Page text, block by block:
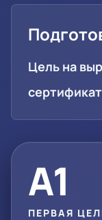
Цель на
сертификат
A1
ПЕРВАЯ